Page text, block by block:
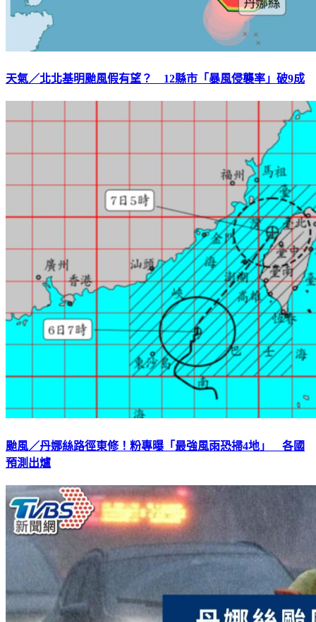
天氣／北北基明颱風假有望？ 12縣市「暴風侵襲率」破9成
颱風／丹娜絲路徑東修！粉專曝「最強風雨恐掃4地」 各國
預測出爐